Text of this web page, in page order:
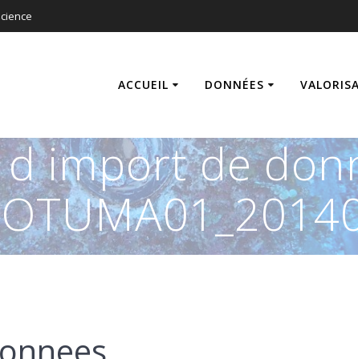
ACCUEIL DONNÉES
d import de